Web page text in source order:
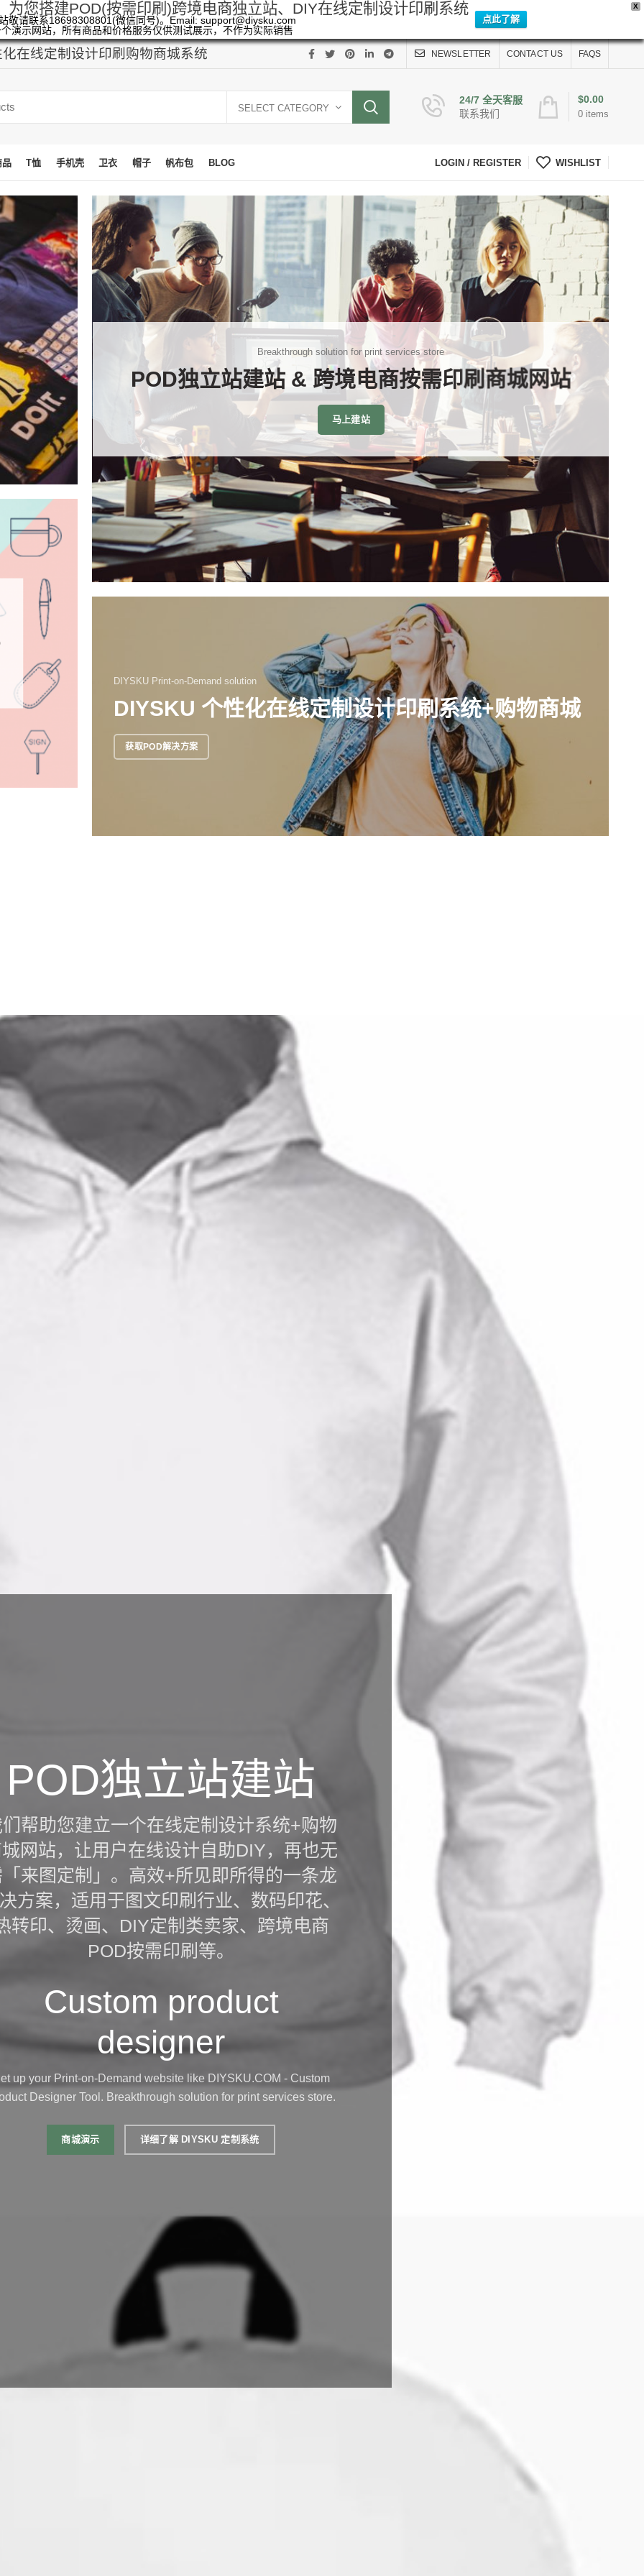
X
为您搭建POD(按需印刷)跨境电商独立站、DIY在线定制设计印刷系统
敬请联系18698308801(微信同号)。Email: support@diysku.com
演示网站，所有商品和价格服务仅供测试展示，不作为实际销售
点此了解
在线定制设计印刷购物商城系统 NEWSLETTER CONTACT US FAQS
SELECT CATEGORY
24/7 全天客服
联系我们
0 items
$0.00
品 T恤 手机壳 卫衣 帽子 帆布包 BLOG LOGIN / REGISTER WISHLIST
Breakthrough solution for print services store
POD独立站建站 & 跨境电商按需印刷商城网站
马上建站
DIYSKU Print-on-Demand solution
DIYSKU 个性化在线定制设计印刷系统+购物商城
获取POD解决方案
POD独立站建站
帮助您建立一个在线定制设计系统+购物
网站，让用户在线设计自助DIY，再也无
来图定制」。高效+所见即所得的一条龙
方案，适用于图文印刷行业、数码印花、
转印、烫画、DIY定制类卖家、跨境电商
POD按需印刷等。
Custom product
designer
up your Print-on-Demand website like DIYSKU.COM - Custom
Designer Tool. Breakthrough solution for print services store.
商城演示 详细了解 DIYSKU 定制系统